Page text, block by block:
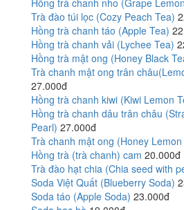
Hồng trà chanh nho (Grape
Trà đào túi lọc (Cozy Peach Tea)
Hồng trà chanh táo (Apple Tea)
Hồng trà chanh vải (Lychee Tea)
Hồng trà mật ong (Honey Black
Trà chanh mật ong trân
27.000đ
Hồng trà chanh kiwi (Kiwi Lemon
Hồng trà chanh dâu trân châu
Pearl) 27.000đ
Trà chanh mật ong (Honey Lemon
Hồng trà (trà chanh) cam 20.000đ
Trà đào hạt chia (Chia seed with
Soda Việt Quất (Blueberry Soda)
Soda táo (Apple Soda) 23.000đ